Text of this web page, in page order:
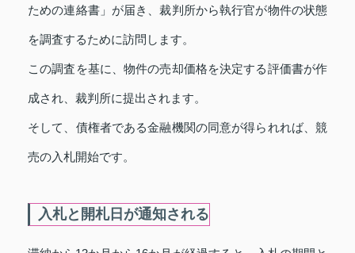
ための連絡書」が届き、裁判所から執行官が物件の状態
を調査するために訪問します。
この調査を基に、物件の売却価格を決定する評価書が作
成され、裁判所に提出されます。
そして、債権者である金融機関の同意が得られれば、競
売の入札開始です。
入札と開札日が通知される